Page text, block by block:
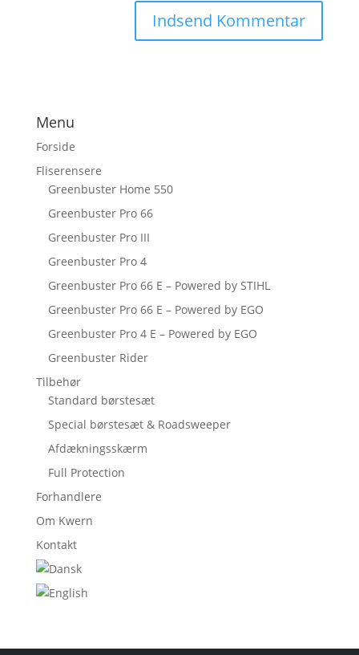
Menu
Forside
Fliserensere
Greenbuster Home 550
Greenbuster Pro 66
Greenbuster Pro III
Greenbuster Pro 4
Greenbuster Pro 66 E – Powered by STIHL
Greenbuster Pro 66 E – Powered by EGO
Greenbuster Pro 4 E – Powered by EGO
Greenbuster Rider
Tilbehør
Standard børstesæt
Special børstesæt & Roadsweeper
Afdækningsskærm
Full Protection
Forhandlere
Om Kwern
Kontakt